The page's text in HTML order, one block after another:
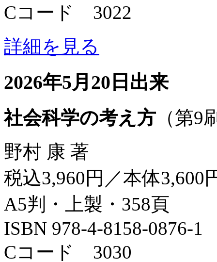
Cコード 3022
詳細を見る
2026年5月20日出来
社会科学の考え方 （第9
野村 康 著
税込3,960円／本体3,600
A5判・上製・358頁
ISBN 978-4-8158-0876-1
Cコード 3030